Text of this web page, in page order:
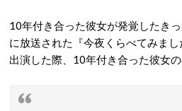
10年付き合った彼女が発覚したき
に放送された『今夜くらべてみま
出演した際、10年付き合った彼女